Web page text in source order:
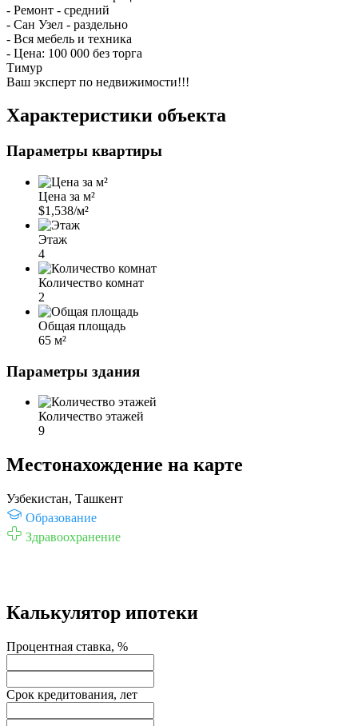
- Ремонт - средний
- Сан Узел - раздельно
- Вся мебель и техника
- Цена: 100 000 без торга
Тимур
Ваш эксперт по недвижимости!!!
Характеристики объекта
Параметры квартиры
Цена за м²
$1,538/м²
Этаж
4
Количество комнат
2
Общая площадь
65 м²
Параметры здания
Количество этажей
9
Местонахождение на карте
Узбекистан, Ташкент
Образование
Здравоохранение
Калькулятор ипотеки
Процентная ставка, %
Срок кредитования, лет